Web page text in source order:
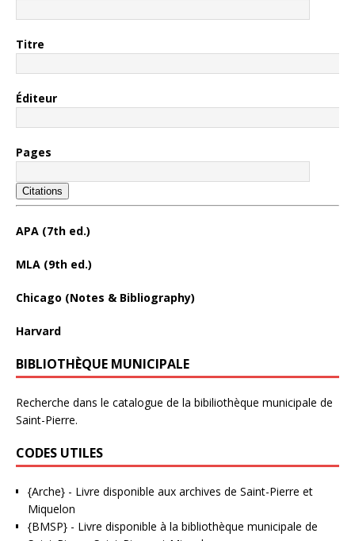
Titre
Éditeur
Pages
Citations
APA (7th ed.)
MLA (9th ed.)
Chicago (Notes & Bibliography)
Harvard
BIBLIOTHÈQUE MUNICIPALE
Recherche dans le catalogue de la bibiliothèque municipale de
Saint-Pierre.
CODES UTILES
{Arche} - Livre disponible aux archives de Saint-Pierre et
Miquelon
{BMSP} - Livre disponible à la bibliothèque municipale de